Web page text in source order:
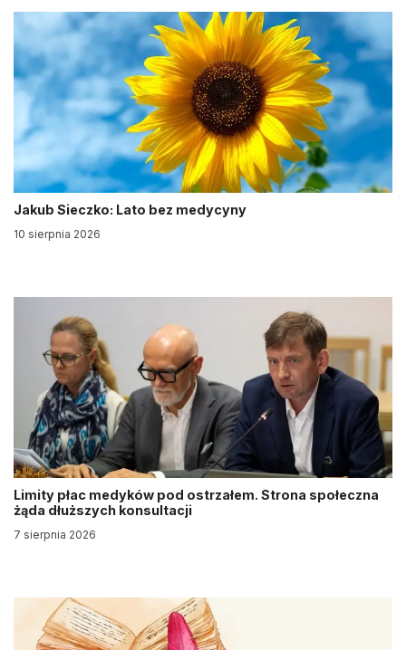
Jakub Sieczko: Lato bez medycyny
10 sierpnia 2026
Limity płac medyków pod ostrzałem. Strona społeczna
żąda dłuższych konsultacji
7 sierpnia 2026